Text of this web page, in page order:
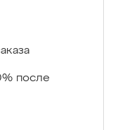
после